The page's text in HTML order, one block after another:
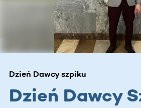
Dzień Dawcy szpiku
Dzień Dawcy